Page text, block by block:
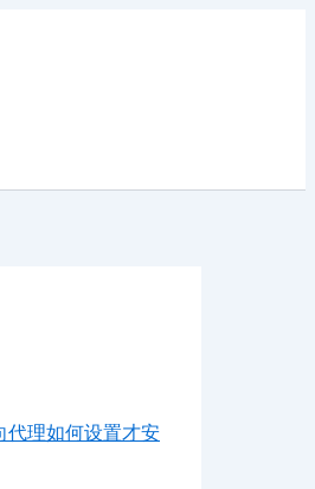
代理如何设置才安